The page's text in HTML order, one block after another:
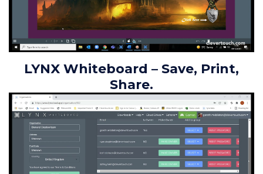
LYNX Whiteboard – Save, Print,
Share.